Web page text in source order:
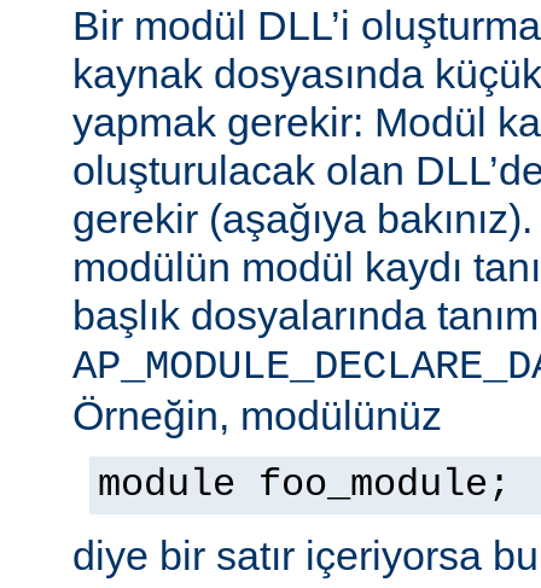
Bir modül DLL’i
kaynak dosyasında
yapmak gerekir: Modül
oluşturulacak olan
gerekir (aşağıya
modülün modül kaydı
başlık dosyalarında
Örneğin, modülünüz
module foo_module;
diye bir satır içeriyorsa